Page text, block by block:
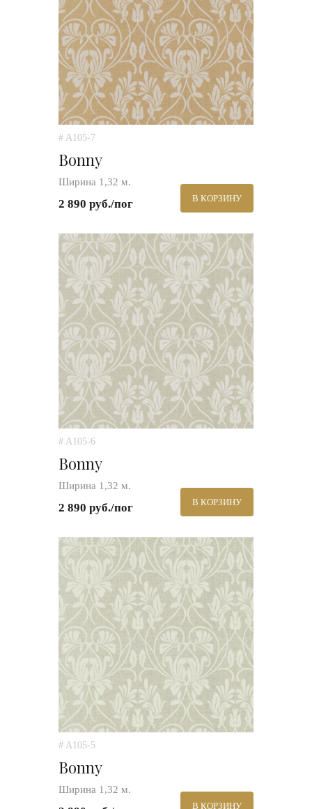
# A105-7
Bonny
Ширина 1,32 м.
2 890 руб./пог В КОРЗИНУ
# A105-6
Bonny
Ширина 1,32 м.
2 890 руб./пог В КОРЗИНУ
# A105-5
Bonny
Ширина 1,32 м.
В КОРЗИНУ